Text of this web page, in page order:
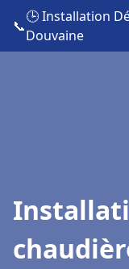
📞
🕒 Installation
Douvaine